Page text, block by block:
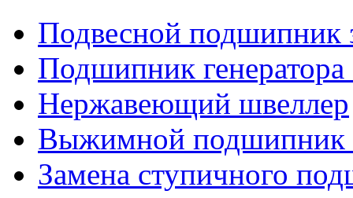
Подвесной подшипник
Подшипник генератора
Нержавеющий швеллер
Выжимной подшипник
Замена ступичного